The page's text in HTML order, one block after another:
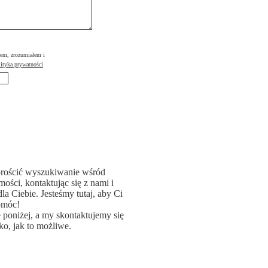
zrozumiałem i
prywatności
wyszukiwanie wśród
kontaktując się z nami i
Ciebie. Jesteśmy tutaj, aby Ci
a my skontaktujemy się
jak to możliwe.